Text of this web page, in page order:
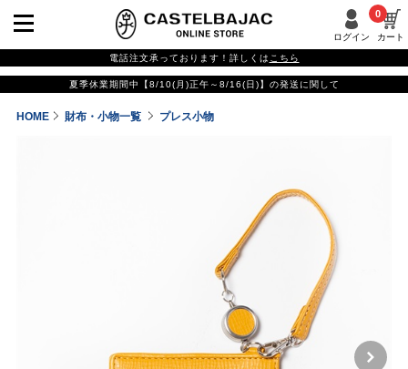
ログイン カート
0
電話注文承っております！詳しくは こちら
夏季休業期間中【8/10(月)正午～8/16(日)】の発送に関して
HOME 財布・小物一覧 プレス小物